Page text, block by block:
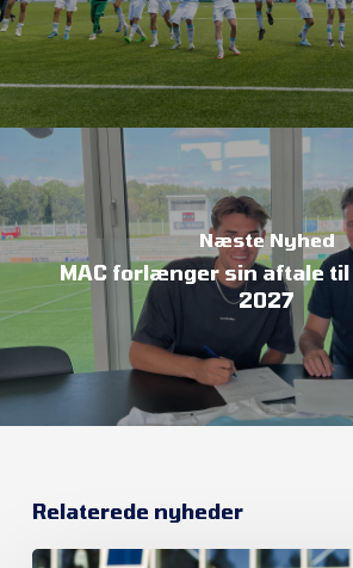
Næste Nyhed
MAC forlænger sin aftale
2027
Relaterede nyheder